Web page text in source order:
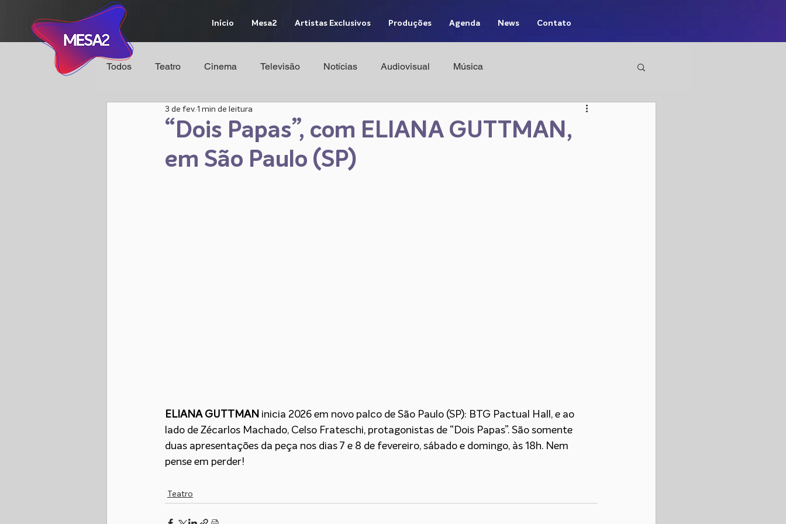
Início Mesa2 Artistas Exclusivos Produções Agenda News Contato
Todos Teatro Cinema Televisão Notícias Audiovisual Música
“Dois Papas”, com ELIANA GUTTMAN,
em São Paulo (SP)
3 de fev. 1 min de leitura
ELIANA GUTTMAN inicia 2026 em novo palco de São Paulo (SP): BTG Pactual Hall, e ao
lado de Zécarlos Machado, Celso Frateschi, protagonistas de “Dois Papas”. São somente
duas apresentações da peça nos dias 7 e 8 de fevereiro, sábado e domingo, às 18h. Nem
pense em perder!
Teatro